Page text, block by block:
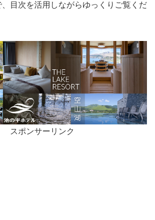
目次を活用しながらゆっくりご覧くだ
スポンサーリンク